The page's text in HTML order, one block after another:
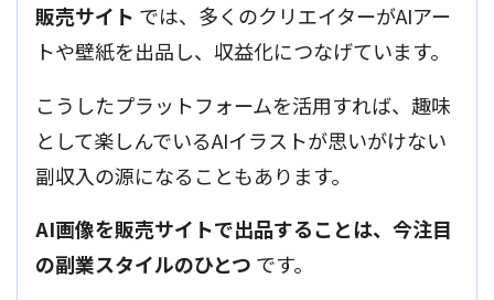
販売サイト では、多くのクリエイターがAIアー
トや壁紙を出品し、収益化につなげています。
こうしたプラットフォームを活用すれば、趣味
として楽しんでいるAIイラストが思いがけない
副収入の源になることもあります。
AI画像を販売サイトで出品することは、今注目
の副業スタイルのひとつ です。